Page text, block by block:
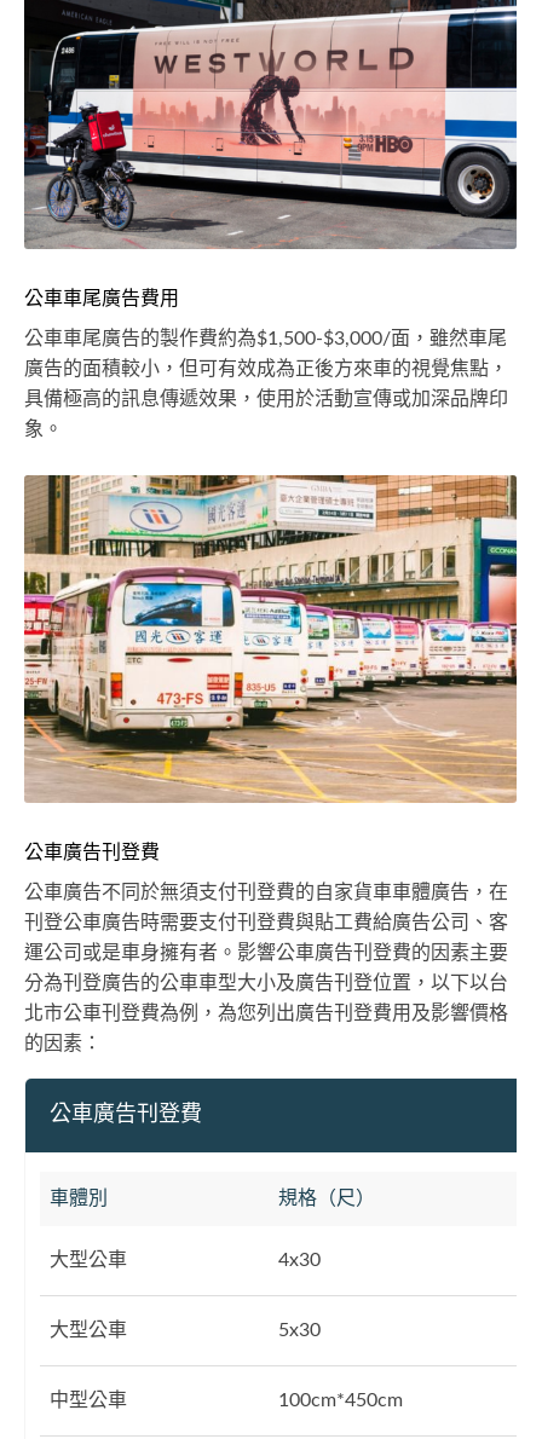
公車車尾廣告費用
公車車尾廣告的製作費約為$1,500-$3,000/面，雖然車尾
廣告的面積較小，但可有效成為正後方來車的視覺焦點，
具備極高的訊息傳遞效果，使用於活動宣傳或加深品牌印
象。
公車廣告刊登費
公車廣告不同於無須支付刊登費的自家貨車車體廣告，在
刊登公車廣告時需要支付刊登費與貼工費給廣告公司、客
運公司或是車身擁有者。影響公車廣告刊登費的因素主要
分為刊登廣告的公車車型大小及廣告刊登位置，以下以台
北市公車刊登費為例，為您列出廣告刊登費用及影響價格
的因素：
公車廣告刊登費
車體別 規格（尺）
大型公車 4x30
大型公車 5x30
中型公車 100cm*450cm